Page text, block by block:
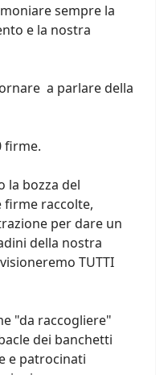
sempre la
e la nostra
a parlare della
firme.
la bozza del
firme raccolte,
per dare un
della nostra
TUTTI
"da raccogliere"
dei banchetti
e patrocinati